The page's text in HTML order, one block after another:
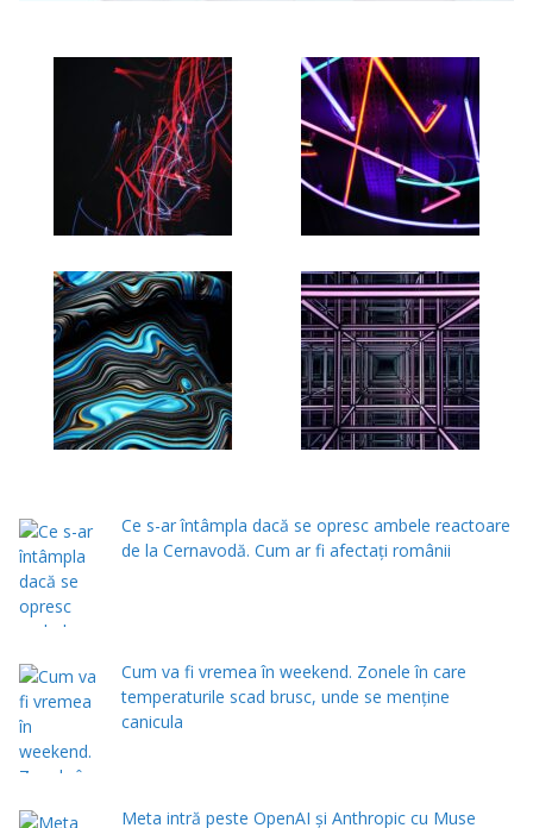
Ce s-ar întâmpla dacă se opresc ambele reactoare
de la Cernavodă. Cum ar fi afectați românii
Cum va fi vremea în weekend. Zonele în care
temperaturile scad brusc, unde se menţine
canicula
Meta intră peste OpenAI și Anthropic cu Muse